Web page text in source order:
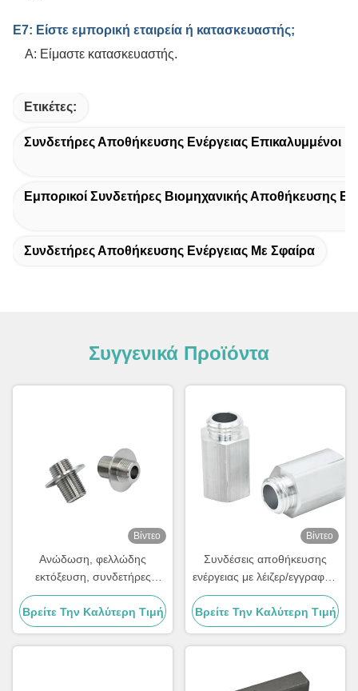
Ε7: Είστε εμπορική εταιρεία ή κατασκευαστής;
Α: Είμαστε κατασκευαστής.
Ετικέτες:
Συνδετήρες Αποθήκευσης Ενέργειας Επικαλυμμένοι
Εμπορικοί Συνδετήρες Βιομηχανικής Αποθήκευσης
Συνδετήρες Αποθήκευσης Ενέργειας Με Σφαίρα
Συγγενικά Προϊόντα
Βίντεο
Ανώδωση, φελλώδης
εκτόξευση, συνδετήρες
αποθήκευσης ενέργειας με
μεταλλική βίδα από
ανοξείδωτο χάλυβα
Βρείτε Την Καλύτερη Τιμή
Βίντεο
Συνδέσεις αποθήκευσης
ενέργειας με λέιζερ/εγγραφές/
εγγραφές
Βρείτε Την Καλύτερη Τιμή